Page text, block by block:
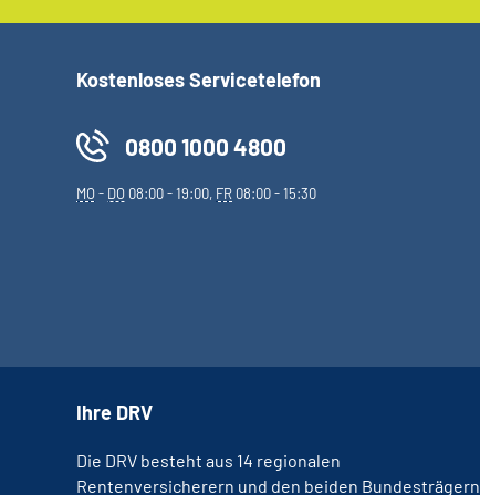
Kostenloses Servicetelefon
0800 1000 4800
MO- DO 08:00 - 19:00, FR 08:00 - 15:30
Ihre DRV
Die DRV besteht aus 14 regionalen
Rentenversicherern und den beiden Bundesträgern